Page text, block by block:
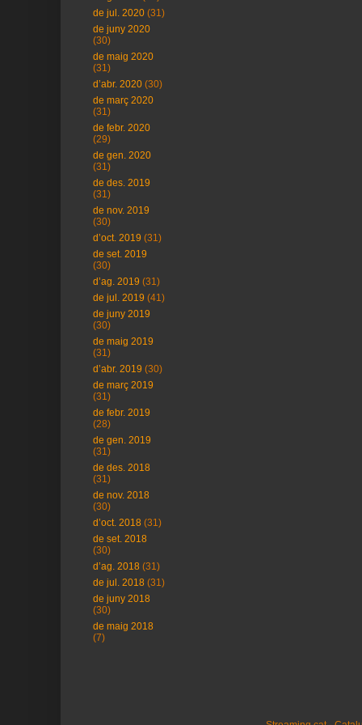
de jul. 2020 (31)
de juny 2020
(30)
de maig 2020
(31)
d’abr. 2020 (30)
de març 2020
(31)
de febr. 2020
(29)
de gen. 2020
(31)
de des. 2019
(31)
de nov. 2019
(30)
d’oct. 2019 (31)
de set. 2019
(30)
d’ag. 2019 (31)
de jul. 2019 (41)
de juny 2019
(30)
de maig 2019
(31)
d’abr. 2019 (30)
de març 2019
(31)
de febr. 2019
(28)
de gen. 2019
(31)
de des. 2018
(31)
de nov. 2018
(30)
d’oct. 2018 (31)
de set. 2018
(30)
d’ag. 2018 (31)
de jul. 2018 (31)
de juny 2018
(30)
de maig 2018
(7)